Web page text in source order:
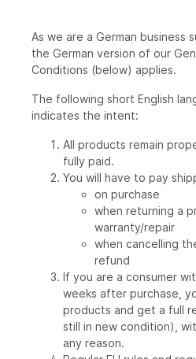
As we are a German business
the German version of our
Conditions (below) applies.
The following short English
indicates the intent:
All products remain
fully paid.
You will have to pay
on purchase
when returning a
warranty/repair
when cancelling
refund
If you are a consumer
weeks after purchase,
products and get a full
still in new condition),
any reason.